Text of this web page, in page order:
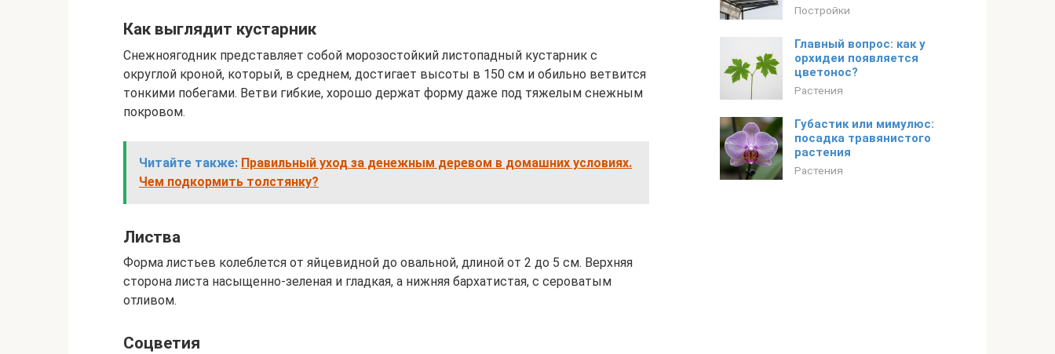
Как выглядит кустарник
Снежноягодник представляет собой морозостойкий листопадный кустарник с
округлой кроной, который, в среднем, достигает высоты в 150 см и обильно ветвится
тонкими побегами. Ветви гибкие, хорошо держат форму даже под тяжелым снежным
покровом.
Читайте также: Правильный уход за денежным деревом в домашних условиях.
Чем подкормить толстянку?
Листва
Форма листьев колеблется от яйцевидной до овальной, длиной от 2 до 5 см. Верхняя
сторона листа насыщенно-зеленая и гладкая, а нижняя бархатистая, с сероватым
отливом.
Соцветия
Постройки
Главный вопрос: как у
орхидеи появляется
цветонос?
Растения
Губастик или мимулюс:
посадка травянистого
растения
Растения